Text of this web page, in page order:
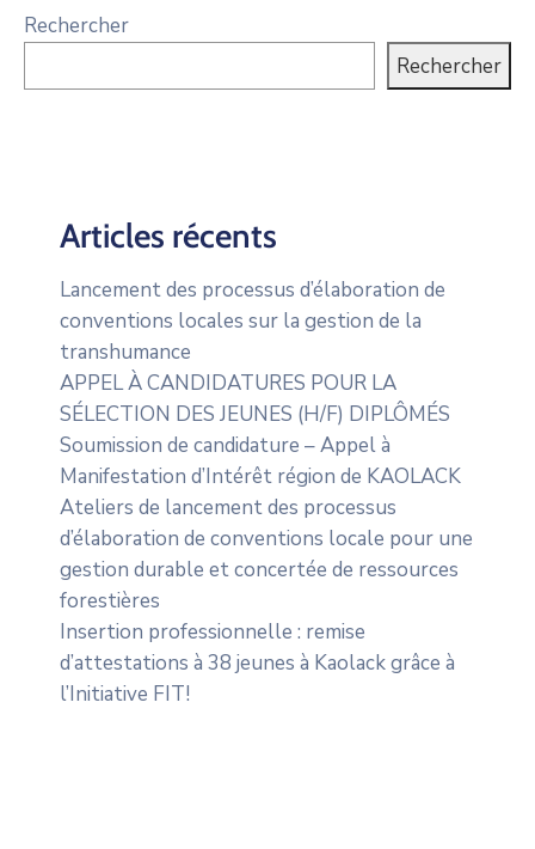
Rechercher
Rechercher
Articles récents
Lancement des processus d’élaboration de
conventions locales sur la gestion de la
transhumance
APPEL À CANDIDATURES POUR LA
SÉLECTION DES JEUNES (H/F) DIPLÔMÉS
Soumission de candidature – Appel à
Manifestation d’Intérêt région de KAOLACK
Ateliers de lancement des processus
d’élaboration de conventions locale pour une
gestion durable et concertée de ressources
forestières
Insertion professionnelle : remise
d’attestations à 38 jeunes à Kaolack grâce à
l’Initiative FIT!